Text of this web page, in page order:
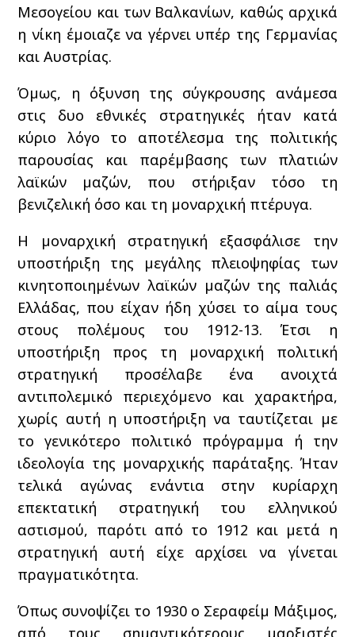
Μεσογείου και των Βαλκανίων, καθώς αρχικά
η νίκη έμοιαζε να γέρνει υπέρ της Γερμανίας
και Αυστρίας.
Όμως, η όξυνση της σύγκρουσης ανάμεσα
στις δυο εθνικές στρατηγικές ήταν κατά
κύριο λόγο το αποτέλεσμα της πολιτικής
παρουσίας και παρέμβασης των πλατιών
λαϊκών μαζών, που στήριξαν τόσο τη
βενιζελική όσο και τη μοναρχική πτέρυγα.
Η μοναρχική στρατηγική εξασφάλισε την
υποστήριξη της μεγάλης πλειοψηφίας των
κινητοποιημένων λαϊκών μαζών της παλιάς
Ελλάδας, που είχαν ήδη χύσει το αίμα τους
στους πολέμους του 1912-13. Έτσι η
υποστήριξη προς τη μοναρχική πολιτική
στρατηγική προσέλαβε ένα ανοιχτά
αντιπολεμικό περιεχόμενο και χαρακτήρα,
χωρίς αυτή η υποστήριξη να ταυτίζεται με
το γενικότερο πολιτικό πρόγραμμα ή την
ιδεολογία της μοναρχικής παράταξης. Ήταν
τελικά αγώνας ενάντια στην κυρίαρχη
επεκτατική στρατηγική του ελληνικού
αστισμού, παρότι από το 1912 και μετά η
στρατηγική αυτή είχε αρχίσει να γίνεται
πραγματικότητα.
Όπως συνοψίζει το 1930 ο Σεραφείμ Μάξιμος,
από τους σημαντικότερους μαρξιστές